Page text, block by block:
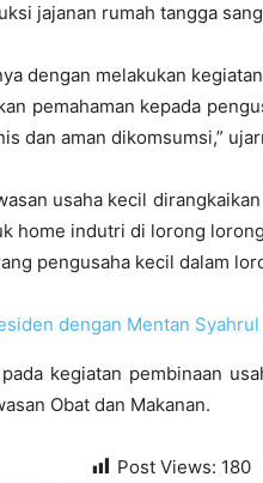
jajanan rumah tangga
dengan melakukan
pemahaman kepada
dan aman dikomsumsi,”
usaha kecil
home indutri di lorong
pengusaha kecil dalam
dengan Mentan
kegiatan pembinaan
Obat dan Makanan.
Post Views: 180